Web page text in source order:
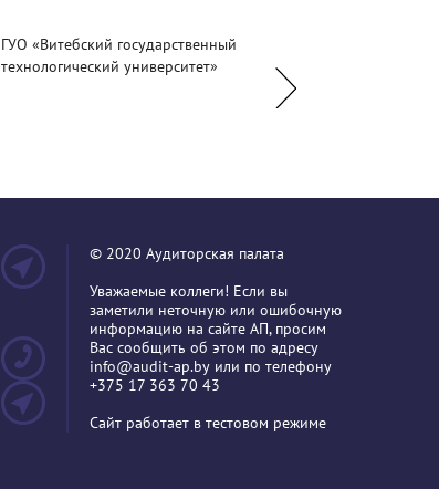
ГУО «Витебский государственный
технологический университет»
© 2020 Аудиторская палата
Уважаемые коллеги! Если вы
заметили неточную или ошибочную
информацию на сайте АП, просим
Вас сообщить об этом по адресу
info@audit-ap.by или по телефону
+375 17 363 70 43
Сайт работает в тестовом режиме